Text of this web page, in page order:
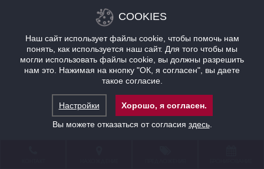
COOKIES
Наш сайт использует файлы cookie, чтобы помочь нам
понять, как используется наш сайт. Для того чтобы мы
могли использовать файлы cookie, вы должны разрешить
нам это. Нажимая на кнопку "ОК, я согласен", вы даете
такое согласие.
Настройки
Хорошо, я согласен.
Вы можете отказаться от согласия здесь.